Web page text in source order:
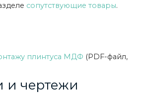
сопутствующие товары.
плинтуса МДФ (PDF-файл,
и чертежи